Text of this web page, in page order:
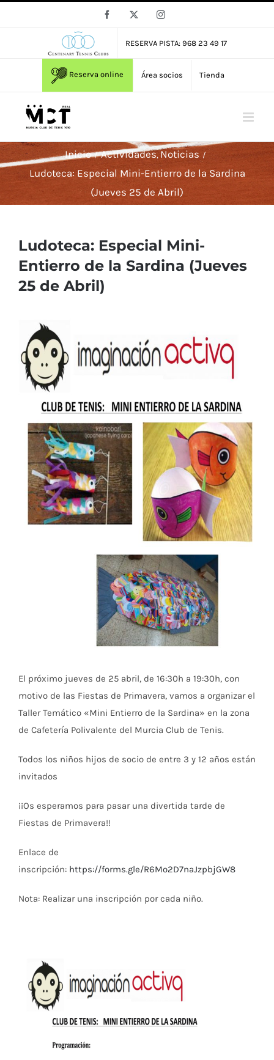
Facebook Instagram
RESERVA PISTA: 968 23 49 17
Reserva online Área socios Tienda
Inicio Actividades Noticias
Ludoteca: Especial Mini-Entierro de la Sardina
(Jueves 25 de Abril)
Ludoteca: Especial Mini-
Entierro de la Sardina (Jueves
25 de Abril)
imagen
más
grande
El próximo jueves de 25 abril, de 16:30h a 19:30h, con
motivo de las Fiestas de Primavera, vamos a organizar el
Taller Temático «Mini Entierro de la Sardina» en la zona
de Cafetería Polivalente del Murcia Club de Tenis.
Todos los niños hijos de socio de entre 3 y 12 años están
invitados
¡¡Os esperamos para pasar una divertida tarde de
Fiestas de Primavera!!
Enlace de
inscripción: https://forms.gle/R6Mo2D7naJzpbjGW8
Nota: Realizar una inscripción por cada niño.